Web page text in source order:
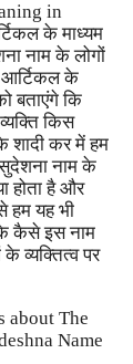
in
के माध्यम
नाम के लोगों
के
बताएंगे कि
किस
शादी कर में हम
सुदेशना नाम के
होता है और
हम यह भी
कैसे इस नाम
व्यक्तित्व पर